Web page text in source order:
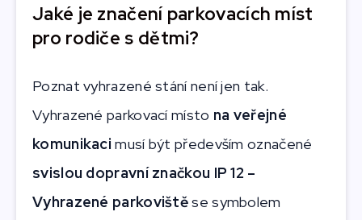
Jaké je značení parkovacích míst
pro rodiče s dětmi?
Poznat vyhrazené stání není jen tak.
Vyhrazené parkovací místo na veřejné
komunikaci musí být především označené
svislou dopravní značkou IP 12 –
Vyhrazené parkovištěse symbolem